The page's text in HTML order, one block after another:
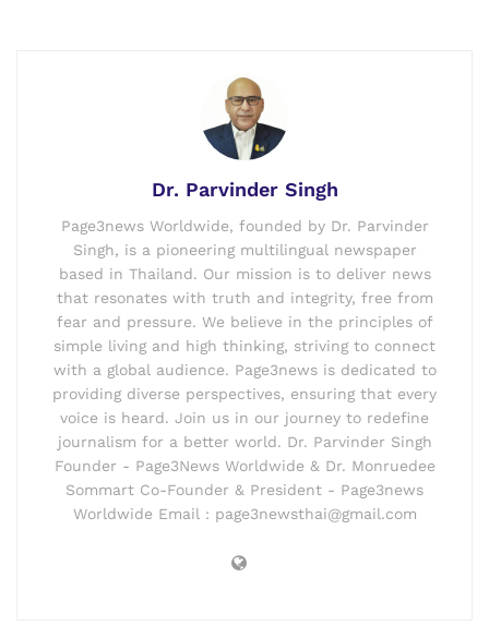
Dr. Parvinder Singh
Page3news Worldwide, founded by Dr. Parvinder
Singh, is a pioneering multilingual newspaper
based in Thailand. Our mission is to deliver news
that resonates with truth and integrity, free from
fear and pressure. We believe in the principles of
simple living and high thinking, striving to connect
with a global audience. Page3news is dedicated to
providing diverse perspectives, ensuring that every
voice is heard. Join us in our journey to redefine
journalism for a better world. Dr. Parvinder Singh
Founder - Page3News Worldwide & Dr. Monruedee
Sommart Co-Founder & President - Page3news
Worldwide Email : page3newsthai@gmail.com